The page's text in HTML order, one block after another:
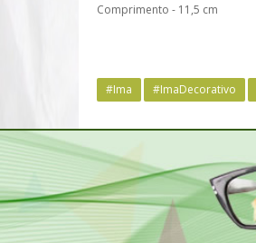
Comprimento - 11,5 cm
#Ima #ImaDecorativo